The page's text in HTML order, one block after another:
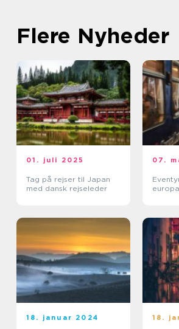
Flere Nyheder
01. juli 2025
Tag på rejser til Japan
med dansk rejseleder
07.
europa
18. januar 2024 18.